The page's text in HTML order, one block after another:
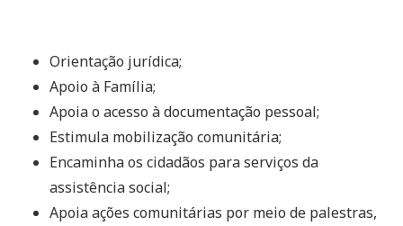
Orientação jurídica;
Apoio à Família;
Apoia o acesso à documentação pessoal;
Estimula mobilização comunitária;
Encaminha os cidadãos para serviços da
assistência social;
Apoia ações comunitárias por meio de palestras,